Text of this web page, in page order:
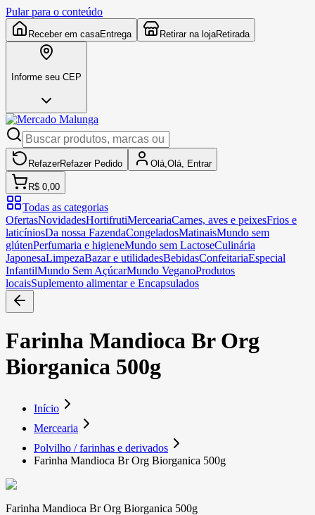
Pular para o conteúdo
Receber em casaEntrega Retirar na lojaRetirada
Informe seu CEP
RefazerRefazer Pedido Olá, Olá, Entrar
R$ 0,00
Todas as categorias
OfertasNovidadesHortifrutiMerceariaCarnes, aves e peixesFrios e
laticíniosDa nossa FazendaCongeladosMatinaisMundo sem
glútenPerfumaria e higieneMundo sem LactoseCulinária
JaponesaLimpezaBazar e utilidadesBebidasConfeitariaEspecial
InfantilMundo Sem AçúcarMundo VeganoProdutos
locaisSuplemento alimentar e Encapsulados
Farinha Mandioca Br Org
Biorganica 500g
Início
Mercearia
Polvilho / farinhas e derivados
Farinha Mandioca Br Org Biorganica 500g
Farinha Mandioca Br Org Biorganica 500g